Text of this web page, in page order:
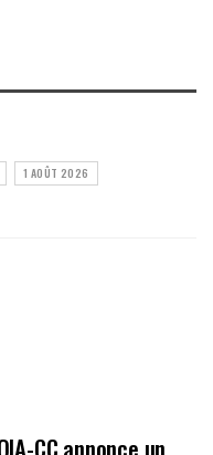
1 AOÛT 2026
CC annonce un